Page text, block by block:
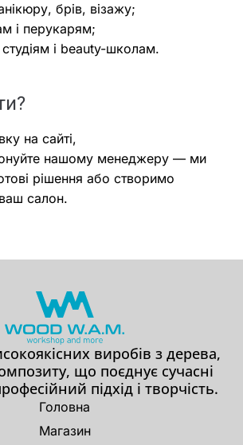
брів, візажу;
і перукарям;
і beauty-школам.
на сайті,
нашому менеджеру — ми
рішення або створимо
салон.
виробів з дерева,
що поєднує сучасні
підхід і творчість.
Головна
Магазин